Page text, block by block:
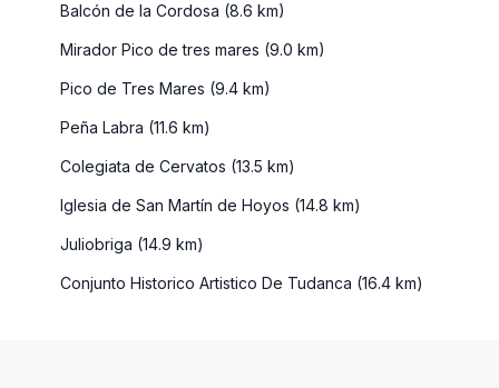
Balcón de la Cordosa (8.6 km)
Mirador Pico de tres mares (9.0 km)
Pico de Tres Mares (9.4 km)
Peña Labra (11.6 km)
Colegiata de Cervatos (13.5 km)
Iglesia de San Martín de Hoyos (14.8 km)
Juliobriga (14.9 km)
Conjunto Historico Artistico De Tudanca (16.4 km)